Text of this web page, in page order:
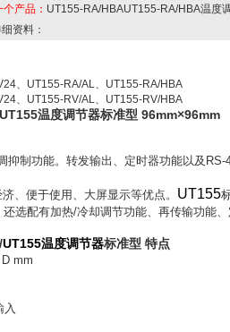
产品： UT155-RA/HBAUT155-RA/HBA温度
资料：
、UT155-RA/AL、UT155-RA/HBA
、UT155-RV/AL、UT155-RV/HBA
UT155温度调节器标准型 96mm×96mm
抑制功能。转发输出、定时器功能以及RS-
、便于使用、大屏显示等优点。 UT155
选配有加热/冷却调节功能、再传输功能
/UT155温度调节器标准型 特点
mm
入